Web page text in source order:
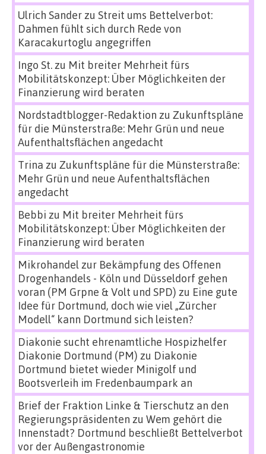
Ulrich Sanderzu Streit ums Bettelverbot:
Dahmen fühlt sich durch Rede von
Karacakurtoglu angegriffen
Ingo St.zu Mit breiter Mehrheit fürs
Mobilitätskonzept: Über Möglichkeiten der
Finanzierung wird beraten
Nordstadtblogger-Redaktion zu Zukunftspläne
für die Münsterstraße: Mehr Grün und neue
Aufenthaltsflächen angedacht
Trina zu Zukunftspläne für die Münsterstraße:
Mehr Grün und neue Aufenthaltsflächen
angedacht
Bebbi zu Mit breiter Mehrheit fürs
Mobilitätskonzept: Über Möglichkeiten der
Finanzierung wird beraten
Mikrohandel zur Bekämpfung des Offenen
Drogenhandels - Köln und Düsseldorf gehen
voran (PM Grpne & Volt und SPD) zu Eine gute
Idee für Dortmund, doch wie viel „Zürcher
Modell“ kann Dortmund sich leisten?
Diakonie sucht ehrenamtliche Hospizhelfer
Diakonie Dortmund (PM) zu Diakonie
Dortmund bietet wieder Minigolf und
Bootsverleih im Fredenbaumpark an
Brief der Fraktion Linke & Tierschutz an den
Regierungspräsidenten zu Wem gehört die
Innenstadt? Dortmund beschließt Bettelverbot
vor der Außengastronomie